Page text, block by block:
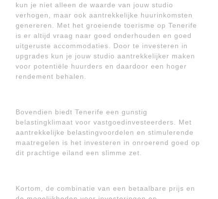
kun je niet alleen de waarde van jouw studio
verhogen, maar ook aantrekkelijke huurinkomsten
genereren. Met het groeiende toerisme op Tenerife
is er altijd vraag naar goed onderhouden en goed
uitgeruste accommodaties. Door te investeren in
upgrades kun je jouw studio aantrekkelijker maken
voor potentiële huurders en daardoor een hoger
rendement behalen.
Bovendien biedt Tenerife een gunstig
belastingklimaat voor vastgoedinvesteerders. Met
aantrekkelijke belastingvoordelen en stimulerende
maatregelen is het investeren in onroerend goed op
dit prachtige eiland een slimme zet.
Kortom, de combinatie van een betaalbare prijs en